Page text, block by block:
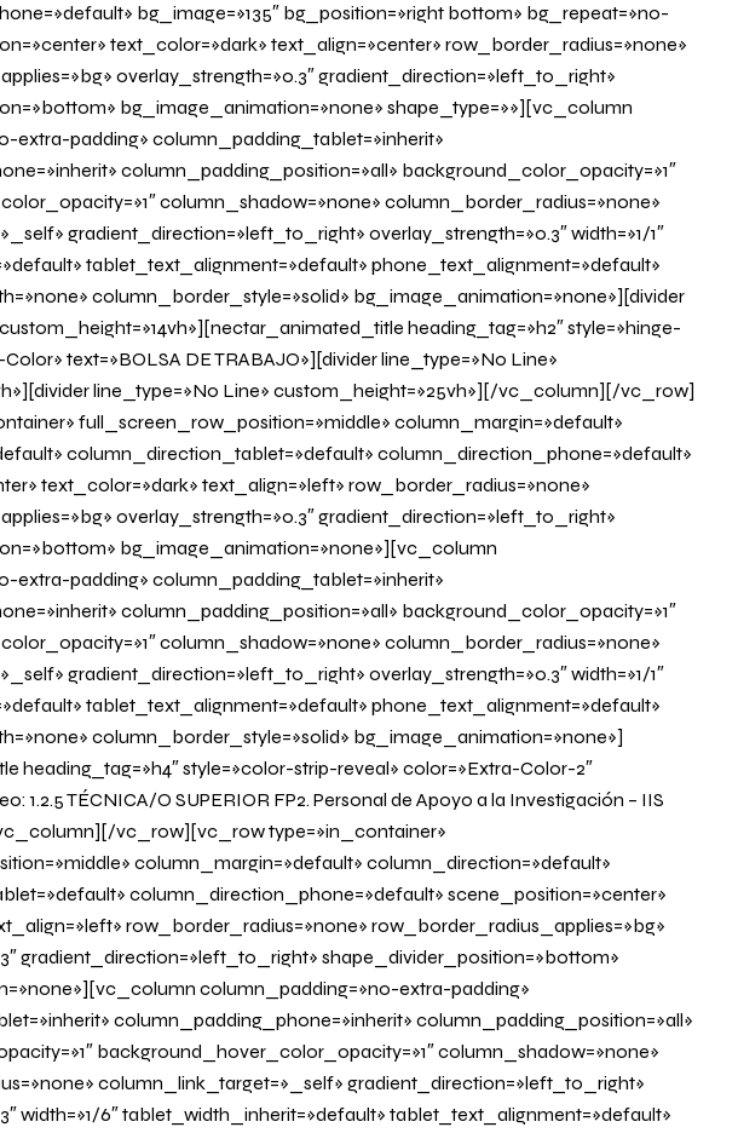
bg_image=»135″ bg_position=»right bottom» bg_repeat=»no-
text_color=»dark» text_align=»center» row_border_radius=»none»
overlay_strength=»0.3″ gradient_direction=»left_to_right»
bg_image_animation=»none» shape_type=»»][vc_column
extra-padding» column_padding_tablet=»inherit»
column_padding_position=»all» background_color_opacity=»1″
column_shadow=»none» column_border_radius=»none»
gradient_direction=»left_to_right» overlay_strength=»0.3″ width=»1/1″
tablet_text_alignment=»default» phone_text_alignment=»default»
column_border_style=»solid» bg_image_animation=»none»][divider
heading_tag=»h2″ style=»hinge-
text=»BOLSA DE TRABAJO»][divider line_type=»No Line»
line_type=»No Line» custom_height=»25vh»][/vc_column][/vc_row]
full_screen_row_position=»middle» column_margin=»default»
column_direction_tablet=»default» column_direction_phone=»default»
text_color=»dark» text_align=»left» row_border_radius=»none»
overlay_strength=»0.3″ gradient_direction=»left_to_right»
bg_image_animation=»none»][vc_column
extra-padding» column_padding_tablet=»inherit»
column_padding_position=»all» background_color_opacity=»1″
column_shadow=»none» column_border_radius=»none»
gradient_direction=»left_to_right» overlay_strength=»0.3″ width=»1/1″
tablet_text_alignment=»default» phone_text_alignment=»default»
column_border_style=»solid» bg_image_animation=»none»]
heading_tag=»h4″ style=»color-strip-reveal» color=»Extra-Color-2″
1.2.5 TÉCNICA/O SUPERIOR FP2. Personal de Apoyo a la Investigación – IIS
vc_row][vc_row type=»in_container»
column_margin=»default» column_direction=»default»
column_direction_phone=»default» scene_position=»center»
row_border_radius=»none» row_border_radius_applies=»bg»
gradient_direction=»left_to_right» shape_divider_position=»bottom»
column_padding=»no-extra-padding»
column_padding_phone=»inherit» column_padding_position=»all»
background_hover_color_opacity=»1″ column_shadow=»none»
column_link_target=»_self» gradient_direction=»left_to_right»
width=»1/6″ tablet_width_inherit=»default» tablet_text_alignment=»default»